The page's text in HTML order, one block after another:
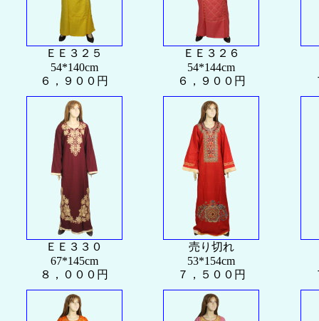
ＥＥ３２５
54*140cm
６，９００円
ＥＥ３２６
54*144cm
６，９００円
ＥＥ３３０
67*145cm
８，０００円
売り切れ
53*154cm
７，５００円